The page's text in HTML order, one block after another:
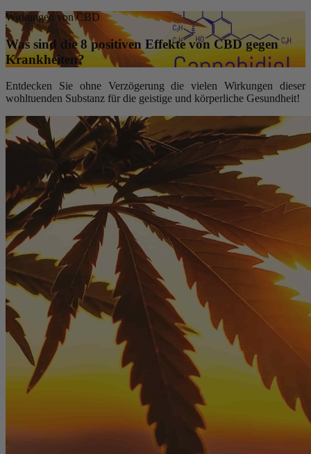
Wirkungen von CBD
Was sind die 8 positiven Effekte von CBD gegen
Krankheiten?
Entdecken Sie ohne Verzögerung die vielen Wirkungen dieser
wohltuenden Substanz für die geistige und körperliche Gesundheit!